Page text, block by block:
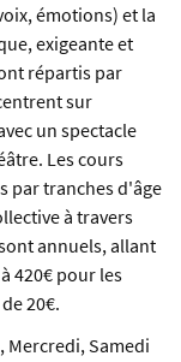
émotions) et la
exigeante et
répartis par
sur
un spectacle
Les cours
par tranches d'âge
à travers
annuels, allant
420€ pour les
20€.
Mercredi, Samedi